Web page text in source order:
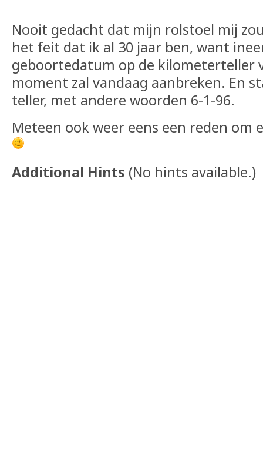
Nooit gedacht dat mijn rolstoel mij
het feit dat ik al 30 jaar ben, want
geboortedatum op de kilometerteller
moment zal vandaag aanbreken. En
teller, met andere woorden 6-1-96.
Meteen ook weer eens een reden
Additional Hints (No hints available.)